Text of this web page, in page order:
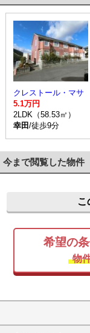
クレストール・マサ
5.1万円
2LDK（58.53㎡）
幸田 /徒歩9分
今まで閲覧した物件
こ
希望の
物